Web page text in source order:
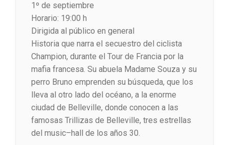
1º de septiembre
Horario: 19:00 h
Dirigida al público en general
Historia que narra el secuestro del ciclista
Champion, durante el Tour de Francia por la
mafia francesa. Su abuela Madame Souza y su
perro Bruno emprenden su búsqueda, que los
lleva al otro lado del océano, a la enorme
ciudad de Belleville, donde conocen a las
famosas Trillizas de Belleville, tres estrellas
del music–hall de los años 30.